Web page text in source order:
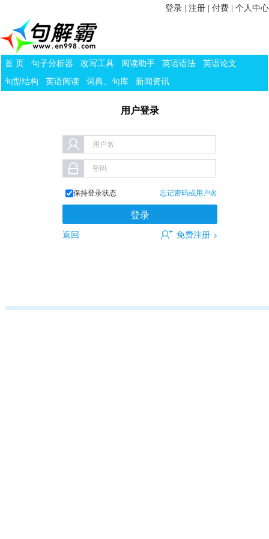
登录 注册 付费 个人中心
首 页 句子分析器 改写工具 阅读助手 英语语法
英语论文
句型结构
英语阅读 词典、句库 新闻资讯
用户登录
用户名
密码
保持登录状态 忘记密码或用户名
返回 免费注册